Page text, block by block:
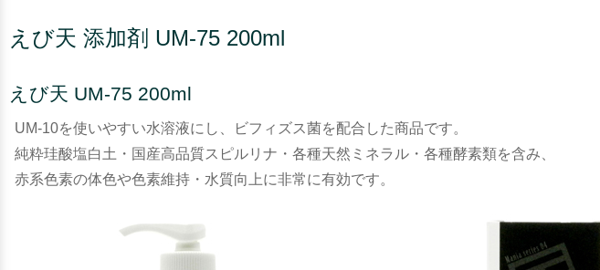
えび天 添加剤 UM-75 200ml
えび天 UM-75 200ml
UM-10を使いやすい水溶液にし、ビフィズス菌を配合した商品です。
純粋珪酸塩白土・国産高品質スピルリナ・各種天然ミネラル・各種酵素類を含み、
赤系色素の体色や色素維持・水質向上に非常に有効です。